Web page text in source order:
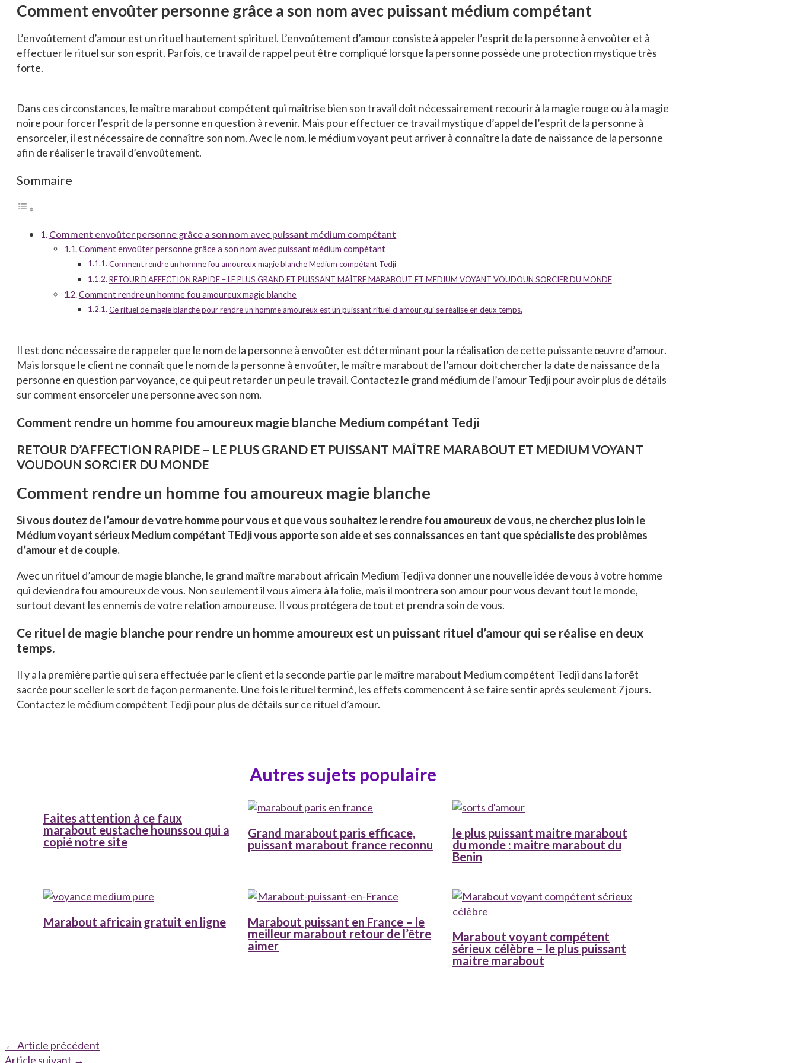
Comment envoûter personne grâce a son nom avec puissant médium compétant
L’envoûtement d’amour est un rituel hautement spirituel. L’envoûtement d’amour consiste à appeler l’esprit de la personne à envoûter et à
effectuer le rituel sur son esprit. Parfois, ce travail de rappel peut être compliqué lorsque la personne possède une protection mystique très
forte.
Dans ces circonstances, le maître marabout compétent qui maîtrise bien son travail doit nécessairement recourir à la magie rouge ou à la magie
noire pour forcer l’esprit de la personne en question à revenir. Mais pour effectuer ce travail mystique d’appel de l’esprit de la personne à
ensorceler, il est nécessaire de connaître son nom. Avec le nom, le médium voyant peut arriver à connaître la date de naissance de la personne
afin de réaliser le travail d’envoûtement.
Sommaire
Comment envoûter personne grâce a son nom avec puissant médium compétant
Comment envoûter personne grâce a son nom avec puissant médium compétant
Comment rendre un homme fou amoureux magie blanche Medium compétant Tedji
RETOUR D’AFFECTION RAPIDE – LE PLUS GRAND ET PUISSANT MAÎTRE MARABOUT ET MEDIUM VOYANT VOUDOUN SORCIER DU MONDE
Comment rendre un homme fou amoureux magie blanche
Ce rituel de magie blanche pour rendre un homme amoureux est un puissant rituel d’amour qui se réalise en deux temps.
Il est donc nécessaire de rappeler que le nom de la personne à envoûter est déterminant pour la réalisation de cette puissante œuvre d’amour.
Mais lorsque le client ne connaît que le nom de la personne à envoûter, le maître marabout de l’amour doit chercher la date de naissance de la
personne en question par voyance, ce qui peut retarder un peu le travail. Contactez le grand médium de l’amour Tedji pour avoir plus de détails
sur comment ensorceler une personne avec son nom.
Comment rendre un homme fou amoureux magie blanche Medium compétant Tedji
RETOUR D’AFFECTION RAPIDE – LE PLUS GRAND ET PUISSANT MAÎTRE MARABOUT ET MEDIUM VOYANT
VOUDOUN SORCIER DU MONDE
Comment rendre un homme fou amoureux magie blanche
Si vous doutez de l’amour de votre homme pour vous et que vous souhaitez le rendre fou amoureux de vous, ne cherchez plus loin le
Médium voyant sérieux Medium compétant TEdji vous apporte son aide et ses connaissances en tant que spécialiste des problèmes
d’amour et de couple.
Avec un rituel d’amour de magie blanche, le grand maître marabout africain Medium Tedji va donner une nouvelle idée de vous à votre homme
qui deviendra fou amoureux de vous. Non seulement il vous aimera à la folie, mais il montrera son amour pour vous devant tout le monde,
surtout devant les ennemis de votre relation amoureuse. Il vous protégera de tout et prendra soin de vous.
Ce rituel de magie blanche pour rendre un homme amoureux est un puissant rituel d’amour qui se réalise en deux
temps.
Il y a la première partie qui sera effectuée par le client et la seconde partie par le maître marabout Medium compétent Tedji dans la forêt
sacrée pour sceller le sort de façon permanente. Une fois le rituel terminé, les effets commencent à se faire sentir après seulement 7 jours.
Contactez le médium compétent Tedji pour plus de détails sur ce rituel d’amour.
Autres sujets populaire
Faites attention à ce faux
marabout eustache hounssou qui a
copié notre site
Grand marabout paris efficace,
puissant marabout france reconnu
le plus puissant maitre marabout
du monde : maitre marabout du
Benin
Marabout africain gratuit en ligne
Marabout puissant en France – le
meilleur marabout retour de l’être
aimer
Marabout voyant compétent
sérieux célèbre – le plus puissant
maitre marabout
← Article précédent
Article suivant →